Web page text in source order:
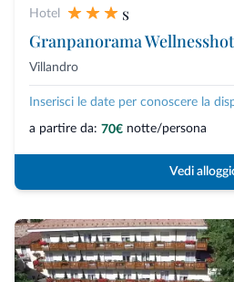
Hotel
s
Granpanorama
Villandro
Inserisci le date per conoscere la
a partire da: 70€ notte/persona
Vedi